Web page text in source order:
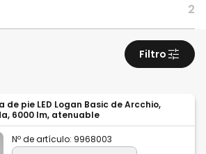
2
de pie LED Logan Basic de Arcchio,
6000 lm, atenuable
Nº de artículo: 9968003
Filtro